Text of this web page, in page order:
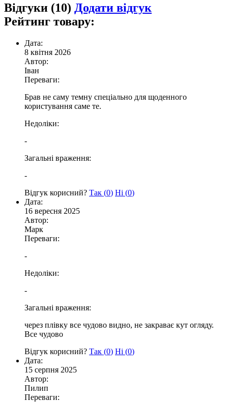
Відгуки (10) Додати відгук
Рейтинг товару:
Дата:
8 квітня 2026
Автор:
Іван
Переваги:
Брав не саму темну спеціально для щоденного
користування саме те.
Недоліки:
-
Загальні враження:
-
Відгук корисний? Так (0) Ні (0)
Дата:
16 вересня 2025
Автор:
Марк
Переваги:
-
Недоліки:
-
Загальні враження:
через плівку все чудово видно, не закраває кут огляду.
Все чудово
Відгук корисний? Так (0) Ні (0)
Дата:
15 серпня 2025
Автор:
Пилип
Переваги: